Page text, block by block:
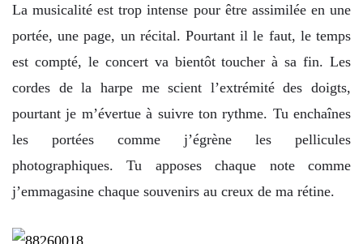
La musicalité est trop intense pour être assimilée en une
portée, une page, un récital. Pourtant il le faut, le temps
est compté, le concert va bientôt toucher à sa fin. Les
cordes de la harpe me scient l’extrémité des doigts,
pourtant je m’évertue à suivre ton rythme. Tu enchaînes
les portées comme j’égrène les pellicules
photographiques. Tu apposes chaque note comme
j’emmagasine chaque souvenirs au creux de ma rétine.